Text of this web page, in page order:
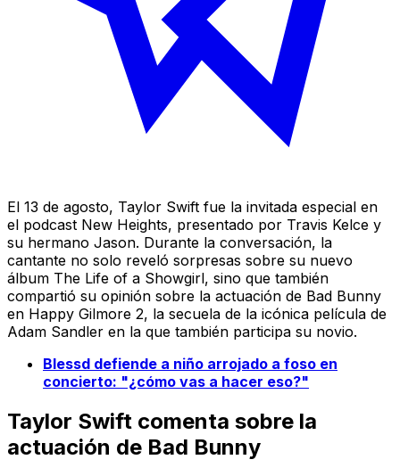
El 13 de agosto, Taylor Swift fue la invitada especial en
el podcast New Heights, presentado por Travis Kelce y
su hermano Jason. Durante la conversación, la
cantante no solo reveló sorpresas sobre su nuevo
álbum The Life of a Showgirl, sino que también
compartió su opinión sobre la actuación de Bad Bunny
en Happy Gilmore 2, la secuela de la icónica película de
Adam Sandler en la que también participa su novio.
Blessd defiende a niño arrojado a foso en
concierto: "¿cómo vas a hacer eso?"
Taylor Swift comenta sobre la
actuación de Bad Bunny